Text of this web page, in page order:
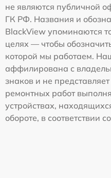
не являются публичной
ГК РФ. Названия и
BlackView упоминаются
целях — чтобы
которой мы работаем.
аффилирована с
знаков и не
ремонтных работ
устройствах,
обороте, в соответствии